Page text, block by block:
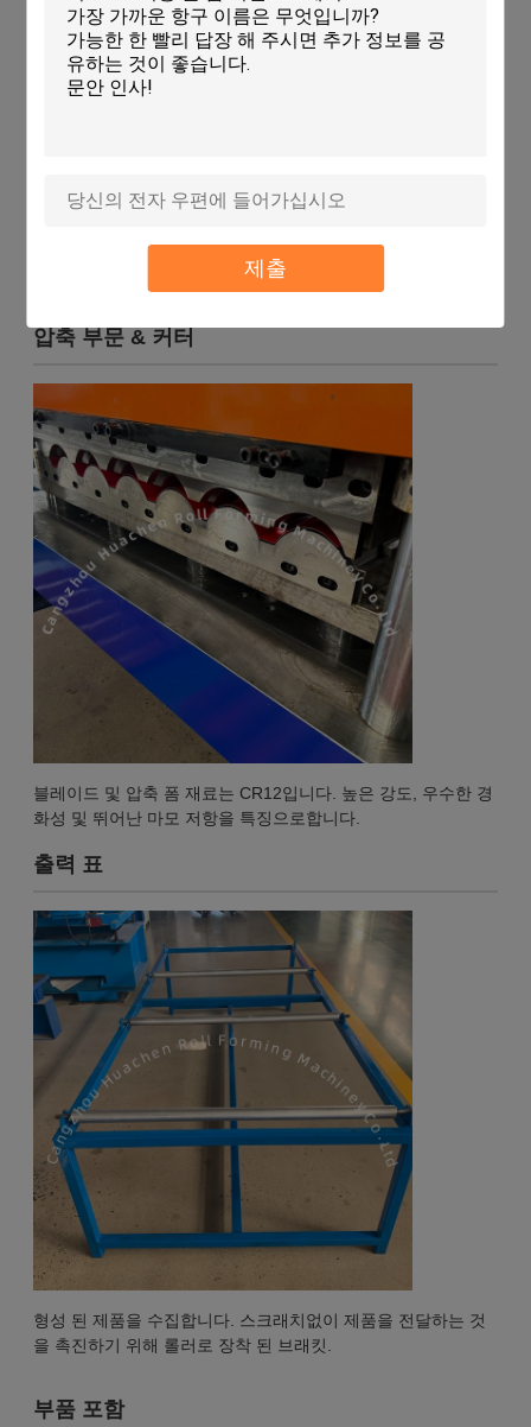
제출
자동 및 수동 작동 모드를 특징으로 한다. 터치 스크린을 통해
목표 잎 길이와 양을 설정할 수 있다. 간단하고 조작하기 쉬운
시스템. 전기 부품 브랜드: VFD: 델타,단속기: 델릭시, 콘택터:
델릭시, 릴레이: 신링, PLC: 델타, 트랜스포머: 델릭시.
압축 부문 & 커터
블레이드 및 압축 폼 재료는 CR12입니다. 높은 강도, 우수한 경
화성 및 뛰어난 마모 저항을 특징으로합니다.
출력 표
형성 된 제품을 수집합니다. 스크래치없이 제품을 전달하는 것
을 촉진하기 위해 롤러로 장착 된 브래킷.
부품 포함